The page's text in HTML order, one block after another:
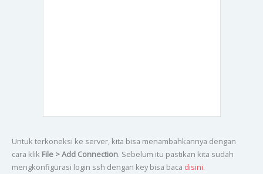
Untuk terkoneksi ke server, kita bisa menambahkannya dengan
cara klik File > Add Connection. Sebelum itu pastikan kita sudah
mengkonfigurasi login ssh dengan key bisa baca disini.